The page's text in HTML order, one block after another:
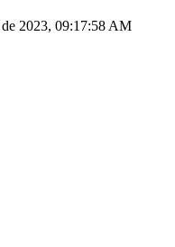
2023, 09:17:58 AM